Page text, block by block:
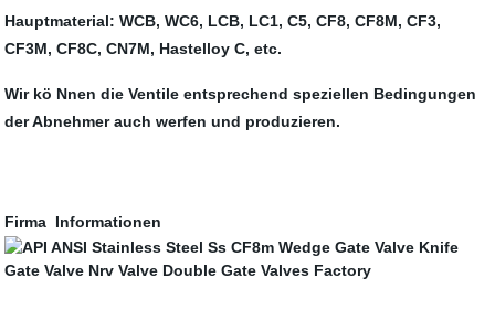
Hauptmaterial: WCB, WC6, LCB, LC1, C5, CF8, CF8M, CF3,
CF3M, CF8C, CN7M, Hastelloy C, etc.
Wir kö Nnen die Ventile entsprechend speziellen Bedingungen
der Abnehmer auch werfen und produzieren.
Firma Informationen